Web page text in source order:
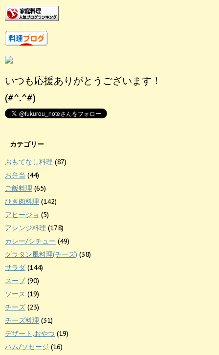
いつも応援ありがとうございます！
(#^.^#)
カテゴリー
おもてなし料理 (87)
お弁当 (44)
ご飯料理 (65)
ひき肉料理 (142)
アヒージョ (5)
アレンジ料理 (178)
カレー/シチュー (49)
グラタン風料理(チーズ) (38)
サラダ (144)
スープ(90)
ソース (19)
チーズ (23)
チーズ料理 (31)
デザート,おやつ (19)
ハム/ソセージ (16)